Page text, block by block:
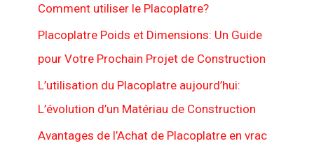
Comment utiliser le Placoplatre?
Placoplatre Poids et Dimensions: Un Guide
pour Votre Prochain Projet de Construction
L’utilisation du Placoplatre aujourd’hui:
L’évolution d’un Matériau de Construction
Avantages de l’Achat de Placoplatre en vrac